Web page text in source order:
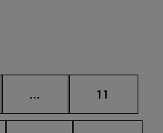
... Páginas intermedias
Página
11